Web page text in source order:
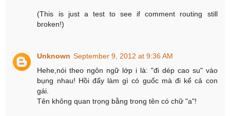
(This is just a test to see if comment routing still
broken!)
Unknown September 9, 2012 at 9:36 AM
Hehe,nói theo ngôn ngữ lớp i là: "đi dép cao su" vào
bụng nhau! Hồi đấy làm gì có guốc mà đi kể cả con
gái.
Tên không quan trọng bằng trong tên có chữ "a"!